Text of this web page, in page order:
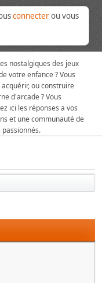
connecterou vous
nostalgiques des jeux
votre enfance ? Vous
ou construire
d'arcade ? Vous
ici les réponses a vos
et une communauté de
passionnés.